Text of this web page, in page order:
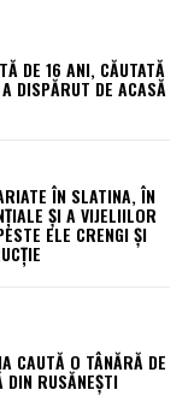
DE 16 ANI, CĂUTATĂ
DISPĂRUT DE ACASĂ
ÎN SLATINA, ÎN
ȘI A VIJELIILOR
ELE CRENGI ȘI
CAUTĂ O TÂNĂRĂ DE
RUSĂNEȘTI